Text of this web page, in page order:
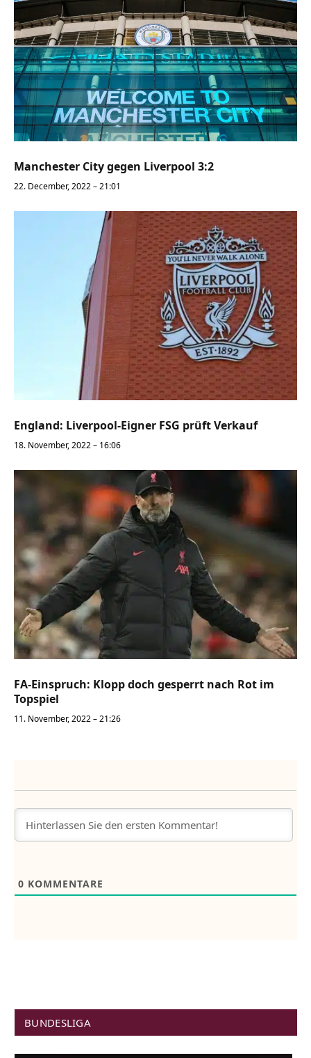
Manchester City gegen Liverpool 3:2
22. December, 2022 – 21:01
England: Liverpool-Eigner FSG prüft Verkauf
18. November, 2022 – 16:06
FA-Einspruch: Klopp doch gesperrt nach Rot im
Topspiel
11. November, 2022 – 21:26
0 KOMMENTARE
BUNDESLIGA